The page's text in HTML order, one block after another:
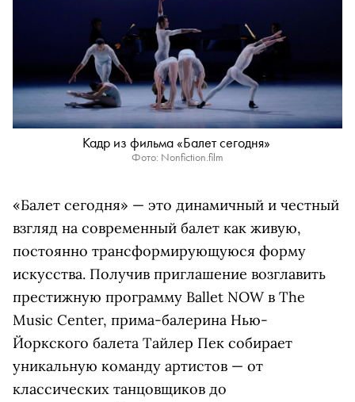
Кадр из фильма «Балет сегодня»
Фото: Nonfiction.film
«Балет сегодня» — это динамичный и честный
взгляд на современный балет как живую,
постоянно трансформирующуюся форму
искусства. Получив приглашение возглавить
престижную программу Ballet NOW в The
Music Center, прима-балерина Нью-
Йоркского балета Тайлер Пек собирает
уникальную команду артистов — от
классических танцовщиков до